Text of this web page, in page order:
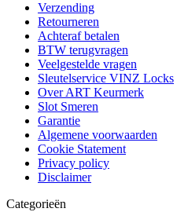
Verzending
Retourneren
Achteraf betalen
BTW terugvragen
Veelgestelde vragen
Sleutelservice VINZ Locks
Over ART Keurmerk
Slot Smeren
Garantie
Algemene voorwaarden
Cookie Statement
Privacy policy
Disclaimer
Categorieën